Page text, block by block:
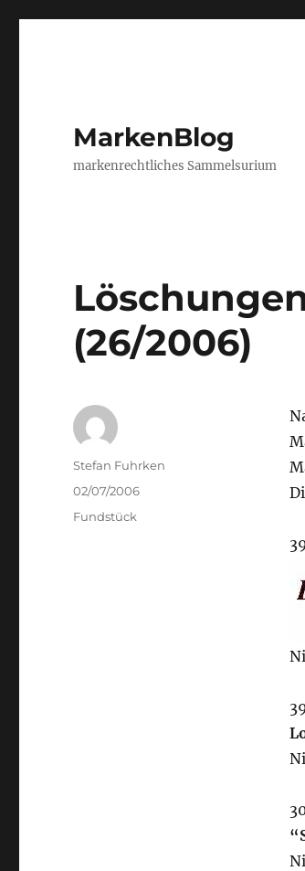
MarkenBlog
markenrechtliches Sammelsurium
(26/2006)
Author
Stefan Fuhrken
Posted
02/07/2006
Categories
Fundstück